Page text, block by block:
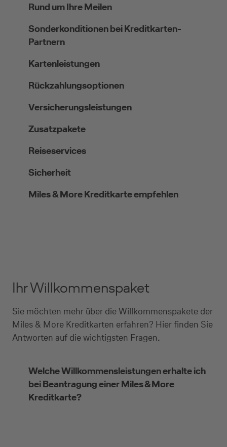
Rund um Ihre Meilen
Sonderkonditionen bei Kreditkarten-
Partnern
Kartenleistungen
Rückzahlungsoptionen
Versicherungsleistungen
Zusatzpakete
Reiseservices
Sicherheit
Miles & More Kreditkarte empfehlen
Ihr Willkommenspaket
Sie möchten mehr über die Willkommenspakete der
Miles & More Kreditkarten erfahren? Hier finden Sie
Antworten auf die wichtigsten Fragen.
Welche Willkommensleistungen erhalte ich
bei Beantragung einer Miles & More
Kreditkarte?